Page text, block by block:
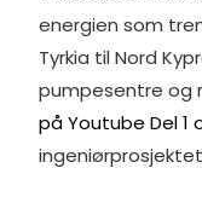
energien som
Tyrkia til Nord
pumpesentre og
på Youtube Del 1